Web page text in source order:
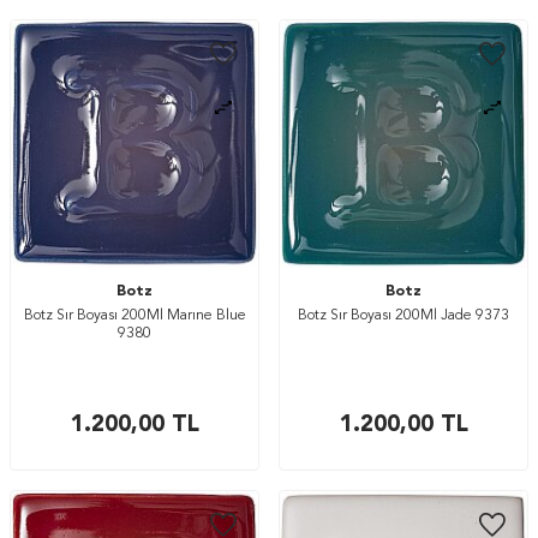
Botz
Botz Sır Boyası 200Ml Marıne Blue
9380
1.200,00TL
Botz
Botz Sır Boyası 200Ml Jade 9373
1.200,00TL